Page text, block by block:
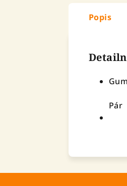
Popis
Pár